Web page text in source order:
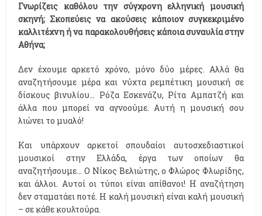
Γνωρίζεις καθόλου την σύγχρονη ελληνική μουσική
σκηνή; Σκοπεύεις να ακούσεις κάποιον συγκεκριμένο
καλλιτέχνη ή να παρακολουθήσεις κάποια συναυλία στην
Αθήνα;
Δεν έχουμε αρκετό χρόνο, μόνο δύο μέρες. Αλλά θα
αναζητήσουμε μέρα και νύχτα ρεμπέτικη μουσική σε
δίσκους βινυλίου… Ρόζα Εσκενάζυ, Ρίτα Αμπατζή και
άλλα που μπορεί να αγνοούμε. Αυτή η μουσική σου
λιώνει το μυαλό!
Και υπάρχουν αρκετοί σπουδαίοι αυτοσχεδιαστικοί
μουσικοί στην Ελλάδα, έργα των οποίων θα
αναζητήσουμε… Ο Νίκος Βελιώτης, ο Φλώρος Φλωρίδης,
και άλλοι. Αυτοί οι τύποι είναι απίθανοι! Η αναζήτηση
δεν σταματάει ποτέ. Η καλή μουσική είναι καλή μουσική
– σε κάθε κουλτούρα.